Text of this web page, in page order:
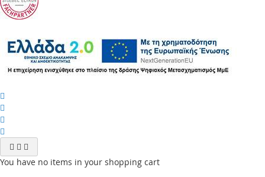
You have no items in your shopping cart